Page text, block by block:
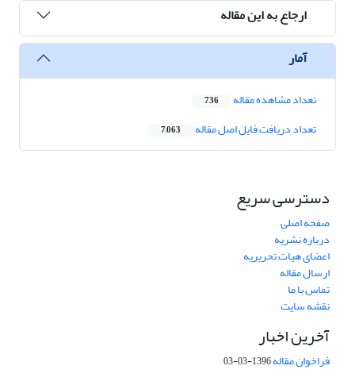
ارجاع به این مقاله
آمار
تعداد مشاهده مقاله 736
تعداد دریافت فایل اصل مقاله 7,063
دسترسی سریع
صفحه اصلی
درباره نشریه
اعضای هیات تحریریه
ارسال مقاله
تماس با ما
نقشه سایت
آخرین اخبار
فراخوان مقاله1396-03-03